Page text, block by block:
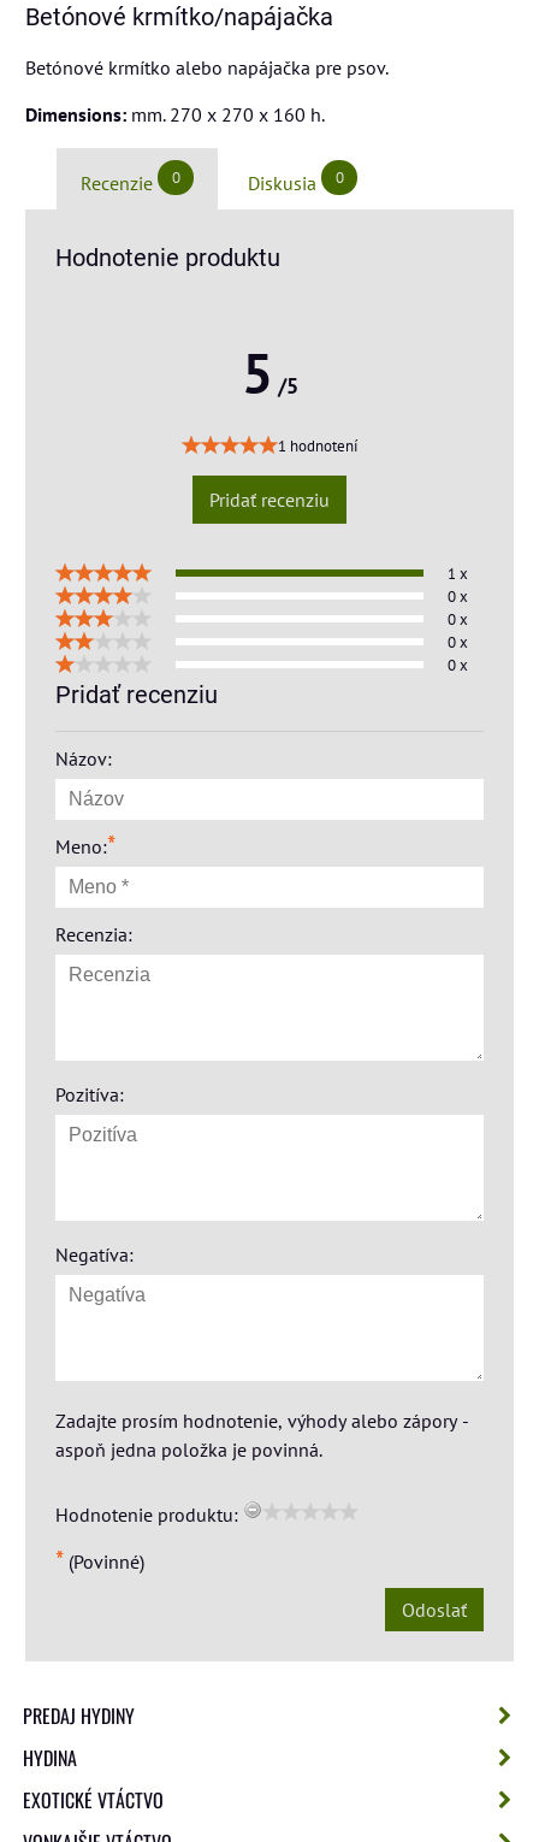
Betónové krmítko/napájačka
Betónové krmítko alebo napájačka pre psov.
Dimensions: mm. 270 x 270 x 160 h.
Recenzie 0 Diskusia 0
Hodnotenie produktu
5 /5
1 hodnotení
Pridať recenziu
1 x
0 x
0 x
0 x
0 x
Pridať recenziu
Názov:
Meno:*
Recenzia:
Pozitíva:
Negatíva:
Zadajte prosím hodnotenie, výhody alebo zápory -
aspoň jedna položka je povinná.
Hodnotenie produktu:
* (Povinné)
Odoslať
PREDAJ HYDINY
HYDINA
EXOTICKÉ VTÁCTVO